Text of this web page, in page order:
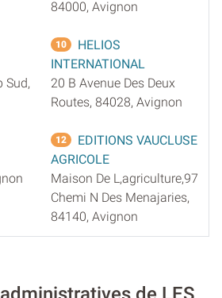
84000, Avignon
Sud,
10
HELIOS
INTERNATIONAL
20 B Avenue Des Deux
Routes, 84028, Avignon
12
EDITIONS VAUCLUSE
AGRICOLE
Maison De L,agriculture,97
Chemi N Des Menajaries,
84140, Avignon